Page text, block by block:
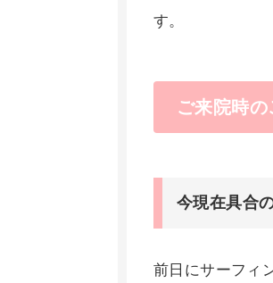
す。
ご来院時の
今現在具合
前日にサーフィ